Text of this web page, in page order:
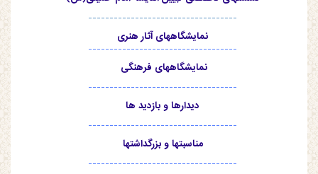
-----------------------------------
نمایشگاههای آثار هنری
-----------------------------------
نمایشگاههای فرهنگی
-----------------------------------
دیدارها و بازدید ها
-----------------------------------
مناسبتها و بزرگداشتها
-----------------------------------